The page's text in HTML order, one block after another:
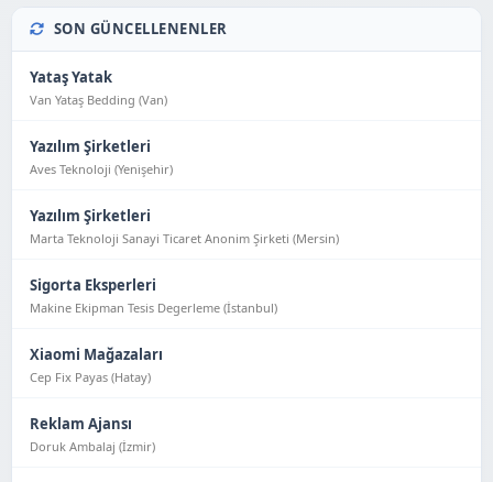
SON GÜNCELLENENLER
Yataş Yatak
Van Yataş Bedding (Van)
Yazılım Şirketleri
Aves Teknoloji (Yeni̇şehi̇r)
Yazılım Şirketleri
Marta Teknoloji Sanayi Ticaret Anonim Şirketi (Mersin)
Sigorta Eksperleri
Makine Ekipman Tesis Degerleme (İstanbul)
Xiaomi Mağazaları
Cep Fix Payas (Hatay)
Reklam Ajansı
Doruk Ambalaj (İzmir)